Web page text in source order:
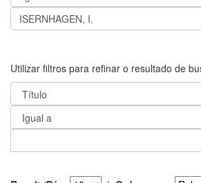
Utilizar filtros para refinar o resultado de